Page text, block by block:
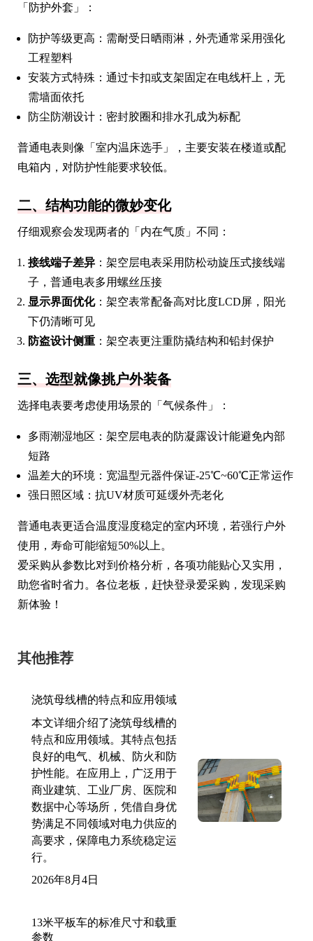
「防护外套」：
防护等级更高：需耐受日晒雨淋，外壳通常采用强化
工程塑料
安装方式特殊：通过卡扣或支架固定在电线杆上，无
需墙面依托
防尘防潮设计：密封胶圈和排水孔成为标配
普通电表则像「室内温床选手」，主要安装在楼道或配
电箱内，对防护性能要求较低。
二、结构功能的微妙变化
仔细观察会发现两者的「内在气质」不同：
接线端子差异 ：架空层电表采用防松动旋压式接线端
子，普通电表多用螺丝压接
显示界面优化：架空表常配备高对比度LCD屏，阳光
下仍清晰可见
防盗设计侧重 ：架空表更注重防撬结构和铅封保护
三、选型就像挑户外装备
选择电表要考虑使用场景的「气候条件」：
多雨潮湿地区：架空层电表的防凝露设计能避免内部
短路
温差大的环境：宽温型元器件保证-25℃~60℃正常运作
强日照区域：抗UV材质可延缓外壳老化
普通电表更适合温度湿度稳定的室内环境，若强行户外
使用，寿命可能缩短50%以上。
爱采购从参数比对到价格分析，各项功能贴心又实用，
助您省时省力。各位老板，赶快登录爱采购，发现采购
新体验！
其他推荐
浇筑母线槽的特点和应用领域
本文详细介绍了浇筑母线槽的
特点和应用领域。其特点包括
良好的电气、机械、防火和防
护性能。在应用上，广泛用于
商业建筑、工业厂房、医院和
数据中心等场所，凭借自身优
势满足不同领域对电力供应的
高要求，保障电力系统稳定运
行。
2026年8月4日
13米平板车的标准尺寸和载重
参数